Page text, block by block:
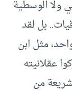
ولا الوسطية
بل لقد
مثل ابن
عقلانيته
من